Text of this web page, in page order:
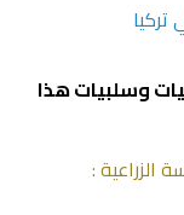
وسلبيات هذا
الزراعية :